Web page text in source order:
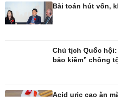
Nhà đẹp
Bài toán hút vốn,
Chủ tịch Quốc
bảo kiếm” chống
Acid uric cao ăn